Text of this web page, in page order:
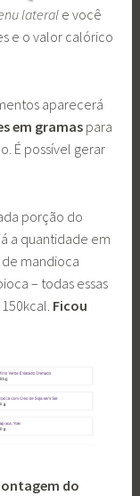
laterale você
e o valor calórico
aparecerá
em gramaspara
É possível gerar
porção do
a quantidade em
mandioca
– todas essas
Ficou
do